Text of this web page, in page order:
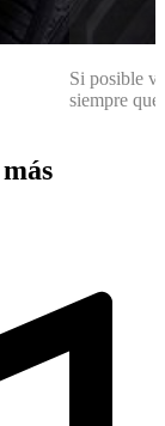
Si posible
siempre